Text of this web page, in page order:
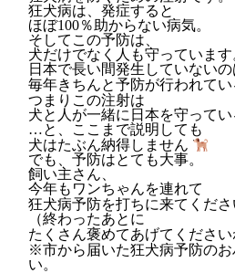
狂犬病は、発症すると
ほぼ100％助からない病気。
そしてこの予防は、
犬だけでなく人も守っています
日本で長い間発生していないの
毎年きちんと予防が行われて
つまりこの注射は
犬と人が一緒に日本を守ってい
…と、ここまで説明しても
犬はたぶん納得しません
でも、予防はとても大事。
飼い主さん、
今年もワンちゃんを連れて
狂犬病予防を打ちに来てくださ
（終わったあとに
たくさん褒めてあげてください
※市から届いた狂犬病予防のお
い。